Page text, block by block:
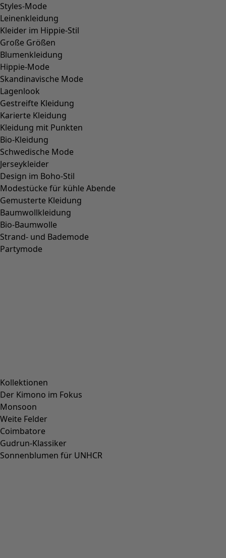
Styles-Mode
Leinenkleidung
Kleider im Hippie-Stil
Große Größen
Blumenkleidung
Hippie-Mode
Skandinavische Mode
Lagenlook
Gestreifte Kleidung
Karierte Kleidung
Kleidung mit Punkten
Bio-Kleidung
Schwedische Mode
Jerseykleider
Design im Boho-Stil
Modestücke für kühle Abende
Gemusterte Kleidung
Baumwollkleidung
Bio-Baumwolle
Strand- und Bademode
Partymode
Kollektionen
Der Kimono im Fokus
Monsoon
Weite Felder
Coimbatore
Gudrun-Klassiker
Sonnenblumen für UNHCR